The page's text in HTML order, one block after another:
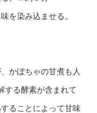
を染み込ませる。
かぼちゃの甘煮も人
する酵素が含まれて
ることによって甘味